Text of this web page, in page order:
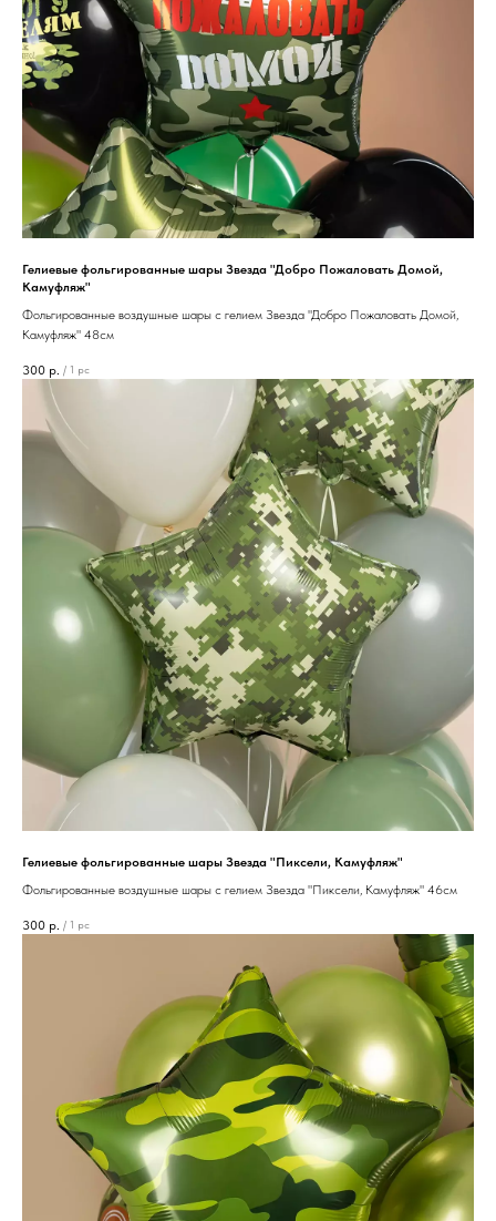
Гелиевые фольгированные шары Звезда "Добро Пожаловать Домой,
Камуфляж"
Фольгированные воздушные шары с гелием Звезда "Добро Пожаловать Домой,
Камуфляж" 48см
300 р. / 1 pc
Гелиевые фольгированные шары Звезда "Пиксели, Камуфляж"
Фольгированные воздушные шары с гелием Звезда "Пиксели, Камуфляж" 46см
300 р. / 1 pc